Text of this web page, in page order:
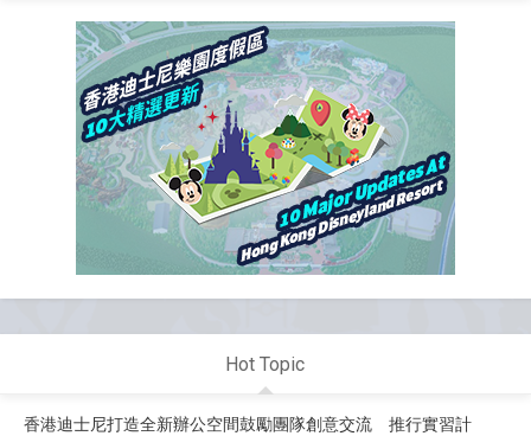
Hot Topic
香港迪士尼打造全新辦公空間鼓勵團隊創意交流 推行實習計